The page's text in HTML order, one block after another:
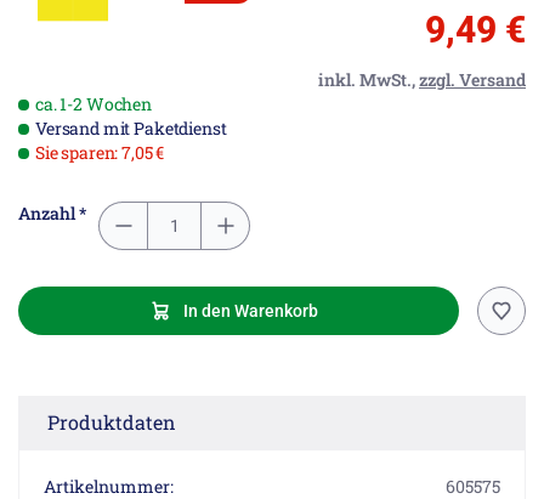
9,49 €
inkl. MwSt.,zzgl. Versand
ca. 1-2 Wochen
Versand mit Paketdienst
Sie sparen: 7,05 €
Anzahl *
In den Warenkorb
Produktdaten
Artikelnummer: 605575